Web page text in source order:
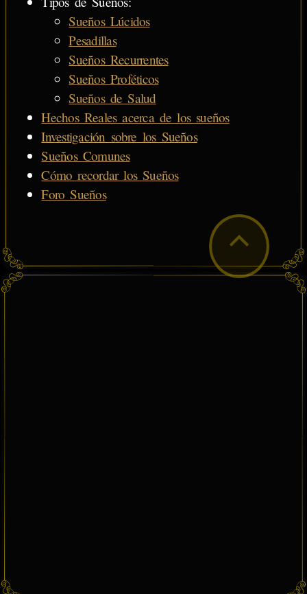
Sueños Lúcidos
Pesadillas
Sueños Recurrentes
Sueños Proféticos
Sueños de Salud
Hechos Reales acerca de los sueños
Investigación sobre los Sueños
Sueños Comunes
Cómo recordar los Sueños
Foro Sueños